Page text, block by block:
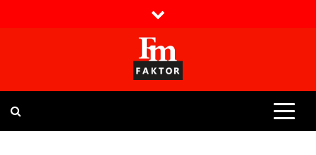
Faktor magazin
Uvijek presudan